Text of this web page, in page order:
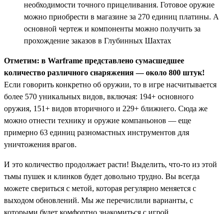
необходимости точного прицеливания. Готовое оружие
можно приобрести в магазине за 270 единиц платины. А
основной чертеж и компоненты можно получить за
прохождение заказов в Глубинных Шахтах
Отметим: в Warframe представлено сумасшедшее
количество различного снаряжения — около 800 штук!
Если говорить конкретно об оружии, то в игре насчитывается
более 570 уникальных видов, включая: 194+ основного
оружия, 151+ видов вторичного и 229+ ближнего. Сюда же
можно отнести технику и оружие компаньонов — еще
примерно 63 единиц разномастных инструментов для
уничтожения врагов.
И это количество продолжает расти! Выделить, что-то из этой
тьмы пушек и клинков будет довольно трудно. Вы всегда
можете свериться с метой, которая регулярно меняется с
выходом обновлений. Мы же перечислили варианты, с